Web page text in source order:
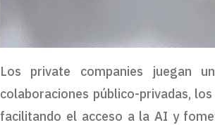
Los private companies juegan
colaboraciones público-privadas,
facilitando el acceso a la AI y